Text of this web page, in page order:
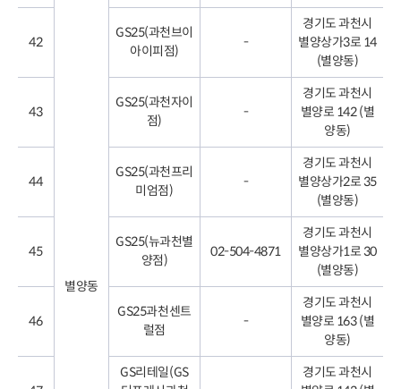
별양동
42
GS25(과천브이
아이피점)
-
경기도 과천시
별양상가3로 14
(별양동)
43
GS25(과천자이
점)
-
경기도 과천시
별양로 142 (별
양동)
44
GS25(과천프리
미엄점)
-
경기도 과천시
별양상가2로 35
(별양동)
45
GS25(뉴과천별
양점)
02-504-4871
경기도 과천시
별양상가1로 30
(별양동)
46
GS25과천센트
럴점
-
경기도 과천시
별양로 163 (별
양동)
GS리테일(GS
경기도 과천시